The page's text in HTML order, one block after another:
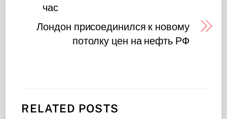
час
Лондон присоединился к новому
потолку цен на нефть РФ
RELATED POSTS